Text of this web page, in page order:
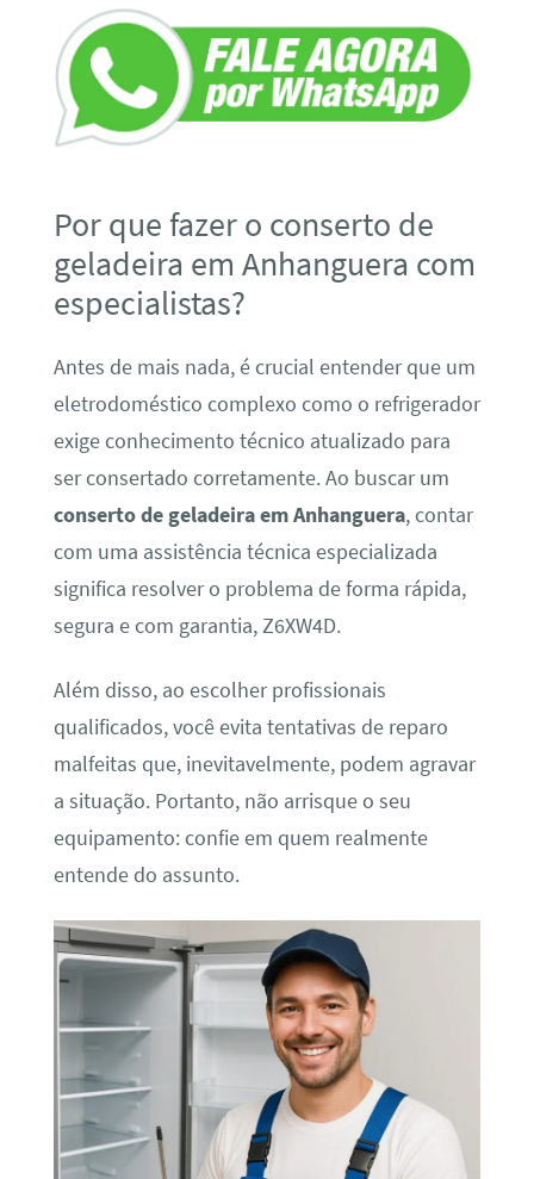
Por que fazer o conserto de
geladeira em Anhanguera com
especialistas?
Antes de mais nada, é crucial entender que um
eletrodoméstico complexo como o refrigerador
exige conhecimento técnico atualizado para
ser consertado corretamente. Ao buscar um
conserto de geladeira em Anhanguera, contar
com uma assistência técnica especializada
significa resolver o problema de forma rápida,
segura e com garantia, Z6XW4D.
Além disso, ao escolher profissionais
qualificados, você evita tentativas de reparo
malfeitas que, inevitavelmente, podem agravar
a situação. Portanto, não arrisque o seu
equipamento: confie em quem realmente
entende do assunto.